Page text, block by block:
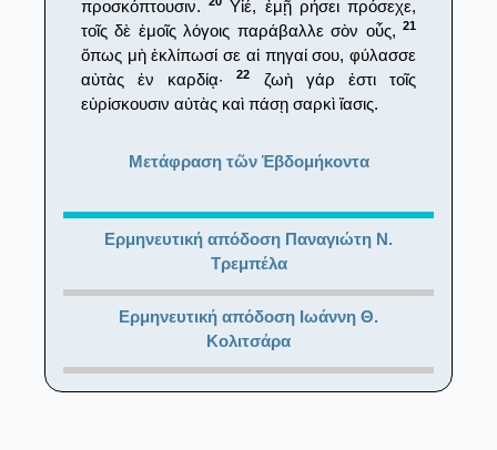
προσκόπτουσιν.
Υἱέ, ἐμῇ ρήσει πρόσεχε,
τοῖς δὲ ἐμοῖς λόγοις παράβαλλε σὸν οὖς, 21
ὅπως μὴ ἐκλίπωσί σε αἱ πηγαί σου, φύλασσε
αὐτὰς ἐν καρδίᾳ·22
ζωὴ γάρ ἐστι τοῖς
εὑρίσκουσιν αὐτὰς καὶ πάσῃ σαρκὶ ἴασις.
Μετάφραση τῶν Ἑβδομήκοντα
Ερμηνευτική απόδοση Παναγιώτη Ν.
Τρεμπέλα
Ερμηνευτική απόδοση Ιωάννη Θ.
Κολιτσάρα